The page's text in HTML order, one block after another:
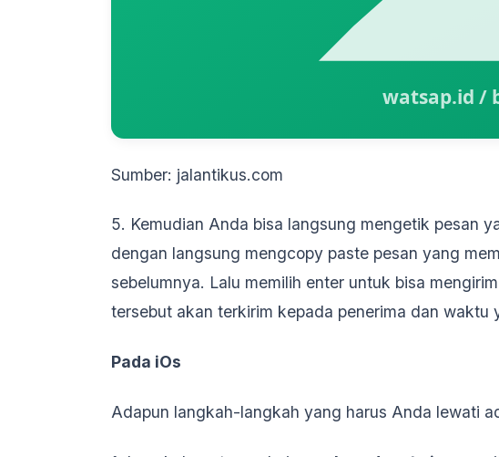
Sumber: jalantikus.com
5. Kemudian Anda bisa langsung mengetik pesan
dengan langsung mengcopy paste pesan yang
sebelumnya. Lalu memilih enter untuk bisa
tersebut akan terkirim kepada penerima dan waktu
Pada iOs
Adapun langkah-langkah yang harus Anda lewati